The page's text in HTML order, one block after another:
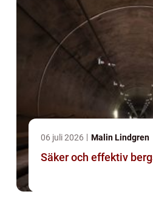
06 juli 2026 Malin Lindgren
Säker och effektiv